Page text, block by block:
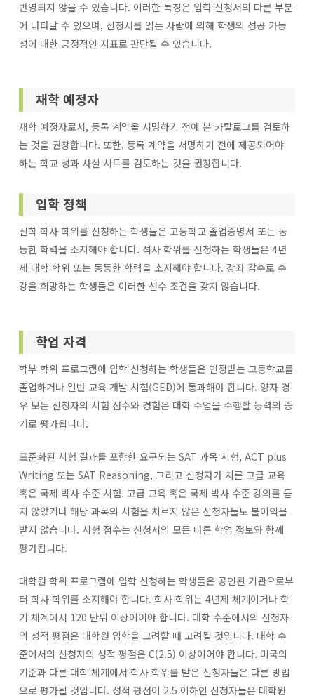
반영되지 않을 수 있습니다. 이러한 특징은 입학 신청서의 다른 부분
에 나타날 수 있으며, 신청서를 읽는 사람에 의해 학생의 성공 가능
성에 대한 긍정적인 지표로 판단될 수 있습니다.
재학 예정자
재학 예정자로서, 등록 계약을 서명하기 전에 본 카탈로그를 검토하
는 것을 권장합니다. 또한, 등록 계약을 서명하기 전에 제공되어야
하는 학교 성과 사실 시트를 검토하는 것을 권장합니다.
입학 정책
신학 학사 학위를 신청하는 학생들은 고등학교 졸업증명서 또는 동
등한 학력을 소지해야 합니다. 석사 학위를 신청하는 학생들은 4년
제 대학 학위 또는 동등한 학력을 소지해야 합니다. 강좌 감수로 수
강을 희망하는 학생들은 이러한 선수 조건을 갖지 않습니다.
학업 자격
학부 학위 프로그램에 입학 신청하는 학생들은 인정받는 고등학교를
졸업하거나 일반 교육 개발 시험(GED)에 통과해야 합니다. 양자 경
우 모든 신청자의 시험 점수와 경험은 대학 수업을 수행할 능력의 증
거로 평가됩니다.
표준화된 시험 결과를 포함한 요구되는 SAT 과목 시험, ACT plus
Writing 또는 SAT Reasoning, 그리고 신청자가 치른 고급 교육
혹은 국제 박사 수준 시험. 고급 교육 혹은 국제 박사 수준 강의를 듣
지 않았거나 해당 과목의 시험을 치르지 않은 신청자들도 불이익을
받지 않습니다. 시험 점수는 신청서의 모든 다른 학업 정보와 함께
평가됩니다.
대학원 학위 프로그램에 입학 신청하는 학생들은 공인된 기관으로부
터 학사 학위를 소지해야 합니다. 학사 학위는 4년제 체계이거나 학
기 체계에서 120 단위 이상이어야 합니다. 대학 수준에서의 신청자
의 성적 평점은 대학원 입학을 고려할 때 고려될 것입니다. 대학 수
준에서의 신청자의 성적 평점은 C(2.5) 이상이어야 합니다. 미국의
기준과 다른 대학 체계에서 학사 학위를 받은 신청자들은 다른 방법
으로 평가될 것입니다. 성적 평점이 2.5 이하인 신청자들은 대학원